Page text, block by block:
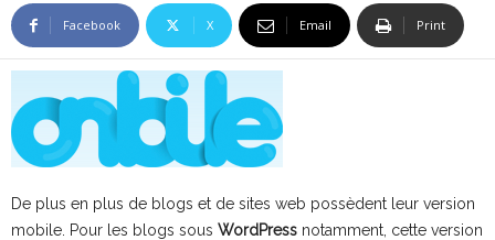
Facebook X Email Print
De plus en plus de blogs et de sites web possèdent leur version
mobile. Pour les blogs sous WordPress notamment, cette version